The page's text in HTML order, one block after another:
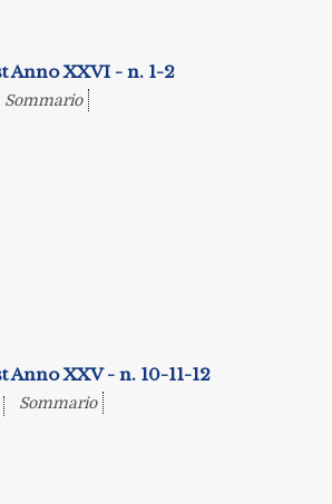
Anno XXVI - n. 1-2
Sommario
XXV - n. 10-11-12
Sommario